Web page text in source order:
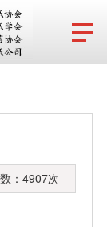
：4907次